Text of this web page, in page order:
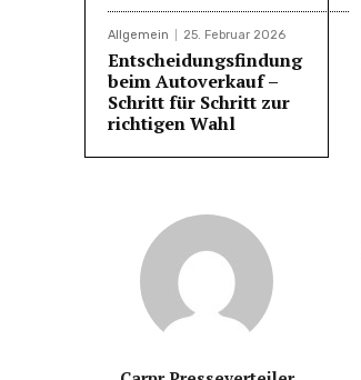
Allgemein 25. Februar 2026
Entscheidungsfindung
beim Autoverkauf –
Schritt für Schritt zur
richtigen Wahl